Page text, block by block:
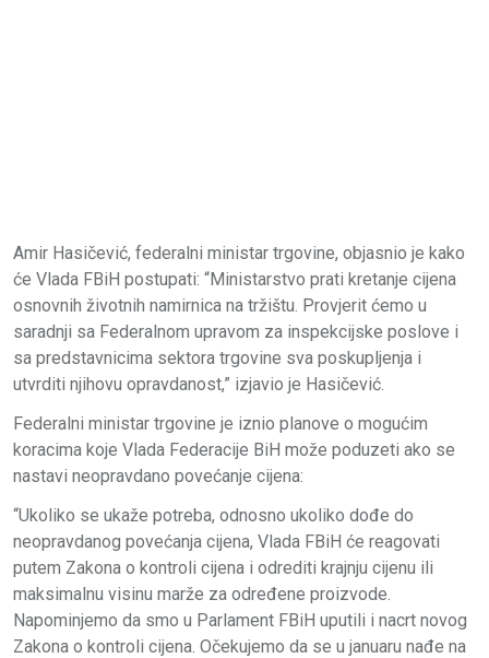
Amir Hasičević, federalni ministar trgovine, objasnio je kako
će Vlada FBiH postupati: “Ministarstvo prati kretanje cijena
osnovnih životnih namirnica na tržištu. Provjerit ćemo u
saradnji sa Federalnom upravom za inspekcijske poslove i
sa predstavnicima sektora trgovine sva poskupljenja i
utvrditi njihovu opravdanost,” izjavio je Hasičević.
Federalni ministar trgovine je iznio planove o mogućim
koracima koje Vlada Federacije BiH može poduzeti ako se
nastavi neopravdano povećanje cijena:
“Ukoliko se ukaže potreba, odnosno ukoliko dođe do
neopravdanog povećanja cijena, Vlada FBiH će reagovati
putem Zakona o kontroli cijena i odrediti krajnju cijenu ili
maksimalnu visinu marže za određene proizvode.
Napominjemo da smo u Parlament FBiH uputili i nacrt novog
Zakona o kontroli cijena. Očekujemo da se u januaru nađe na